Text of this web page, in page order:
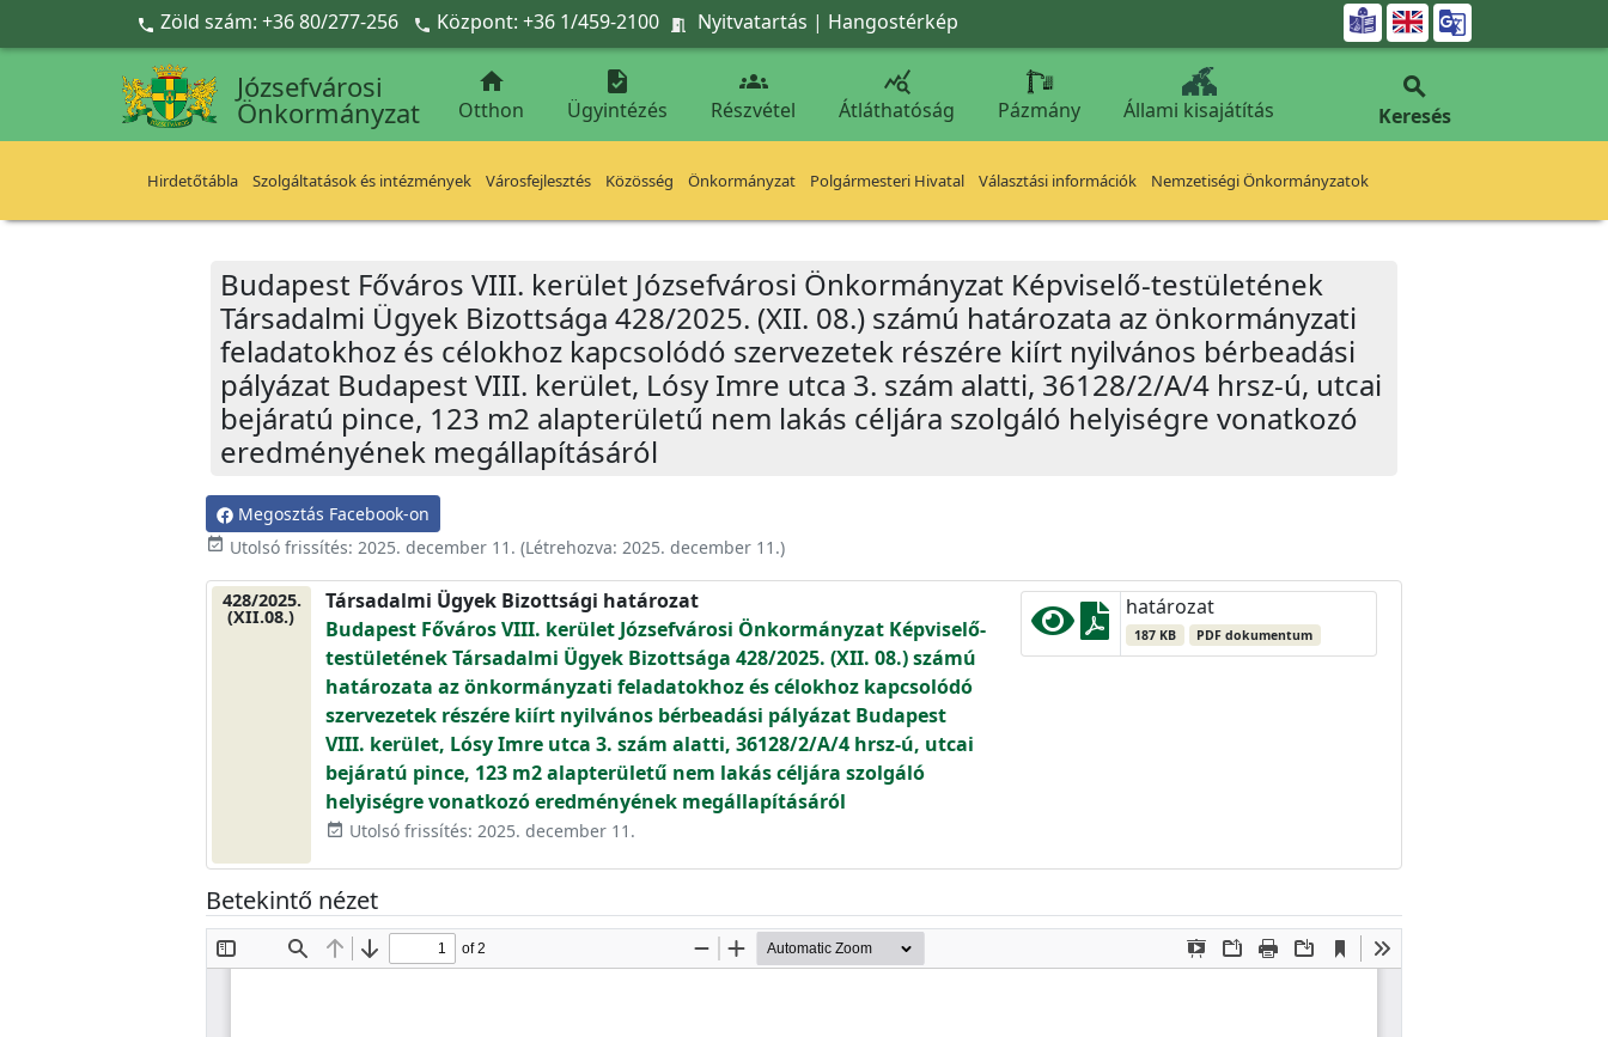
Ugrás a fő tartalomra
 Zöld szám: +36 80/277-256  Központ: +36 1/459-2100  Nyitvatartás | Hangostérkép 
Józsefvárosi
Önkormányzat

Otthon

Ügyintézés

Részvétel

Átláthatóság Pázmány Állami kisajátítás

Keresés
Hirdetőtábla Szolgáltatások és intézmények Városfejlesztés Közösség Önkormányzat Polgármesteri Hivatal Választási információk Nemzetiségi Önkormányzatok
Budapest Főváros VIII. kerület Józsefvárosi Önkormányzat Képviselő-testületének
Társadalmi Ügyek Bizottsága 428/2025. (XII. 08.) számú határozata az önkormányzati
feladatokhoz és célokhoz kapcsolódó szervezetek részére kiírt nyilvános bérbeadási
pályázat Budapest VIII. kerület, Lósy Imre utca 3. szám alatti, 36128/2/A/4 hrsz-ú, utcai
bejáratú pince, 123 m2 alapterületű nem lakás céljára szolgáló helyiségre vonatkozó
eredményének megállapításáról
Megosztás Facebook-on
event_available Utolsó frissítés: 2025. december 11. (Létrehozva: 2025. december 11.)
428/2025.
(XII.08.)
Társadalmi Ügyek Bizottsági határozat
Budapest Főváros VIII. kerület Józsefvárosi Önkormányzat Képviselő-
testületének Társadalmi Ügyek Bizottsága 428/2025. (XII. 08.) számú
határozata az önkormányzati feladatokhoz és célokhoz kapcsolódó
szervezetek részére kiírt nyilvános bérbeadási pályázat Budapest
VIII. kerület, Lósy Imre utca 3. szám alatti, 36128/2/A/4 hrsz-ú, utcai
bejáratú pince, 123 m2 alapterületű nem lakás céljára szolgáló
helyiségre vonatkozó eredményének megállapításáról
event_available Utolsó frissítés: 2025. december 11.
határozat
187 KB PDF dokumentum
Betekintő nézet